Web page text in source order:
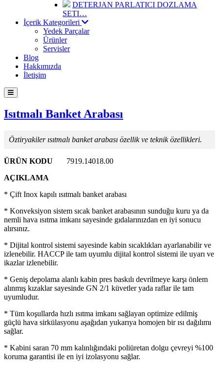
DETERJAN PARLATICI DOZLAMA
SETI…
İçerik Kategorileri
Yedek Parçalar
Ürünler
Servisler
Blog
Hakkımızda
İletişim
Isıtmalı Banket Arabası
Öztiryakiler ısıtmalı banket arabası özellik ve teknik özellikleri.
ÜRÜN KODU
7919.14018.00
AÇIKLAMA
* Çift Inox kapılı ısıtmalı banket arabası
* Konveksiyon sistem sıcak banket arabasının sunduğu kuru ya da
nemli hava ısıtma imkanı sayesinde gıdalarınızdan en iyi sonucu
alırsınız.
* Dijital kontrol sistemi sayesinde kabin sıcaklıkları ayarlanabilir ve
izlenebilir. HACCP ile tam uyumlu dijital kontrol sistemi ile uyarı ve
ikazlar izlenebilir.
* Geniş depolama alanlı kabin pres baskılı devrilmeye karşı önlem
alınmış kızaklar sayesinde GN 2/1 küvetler yada raflar ile tam
uyumludur.
* Tüm koşullarda hızlı ısıtma imkanı sağlayan optimize edilmiş
güçlü hava sirkülasyonu aşağıdan yukarıya homojen bir ısı dağılımı
sağlar.
* Kabini saran 70 mm kalınlığındaki poliüretan dolgu çevreyi %100
koruma garantisi ile en iyi izolasyonu sağlar.